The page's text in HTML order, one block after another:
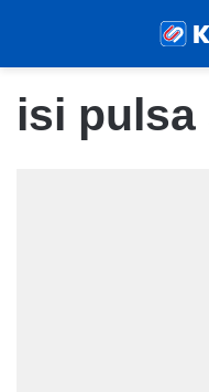
isi pulsa